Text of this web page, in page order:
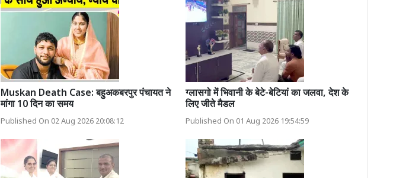
Muskan Death Case: बहुअकबरपुर पंचायत ने
मांगा 10 दिन का समय
Published On 02 Aug 2026 20:08:12
ग्लासगो में भिवानी के बेटे-बेटियां का जलवा, देश के
लिए जीते मैडल
Published On 01 Aug 2026 19:54:59